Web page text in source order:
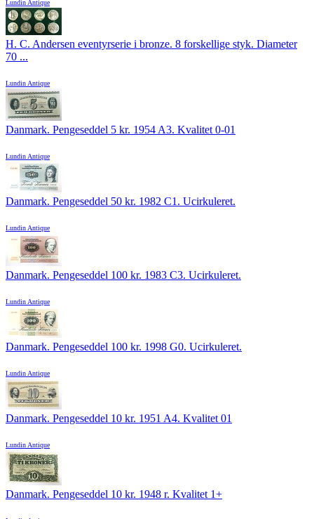
Lundin Antique
H. C. Andersen eventyrserie i bronze. 8 forskellige styk. Diameter
70 ...
Lundin Antique
Danmark. Pengeseddel 5 kr. 1954 A3. Kvalitet 0-01
Lundin Antique
Danmark. Pengeseddel 50 kr. 1982 C1. Ucirkuleret.
Lundin Antique
Danmark. Pengeseddel 100 kr. 1983 C3. Ucirkuleret.
Lundin Antique
Danmark. Pengeseddel 100 kr. 1998 G0. Ucirkuleret.
Lundin Antique
Danmark. Pengeseddel 10 kr. 1951 A4. Kvalitet 01
Lundin Antique
Danmark. Pengeseddel 10 kr. 1948 r. Kvalitet 1+